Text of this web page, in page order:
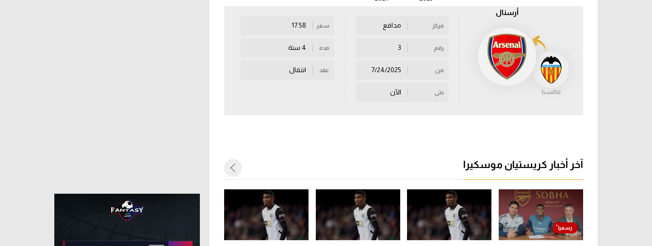
أرسنال
فالنسيا
مركز مدافع
رقم
من
حتى الآن
سعر
مده
عقد انتقال
آخر أخبار كريستيان موسكيرا